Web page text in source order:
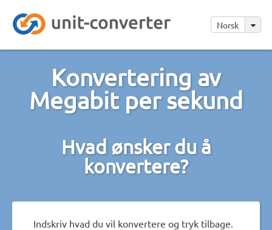
Norsk
Konvertering av
Megabit per sekund
Hvad ønsker du å
konvertere?
Indskriv hvad du vil konvertere og tryk tilbage.